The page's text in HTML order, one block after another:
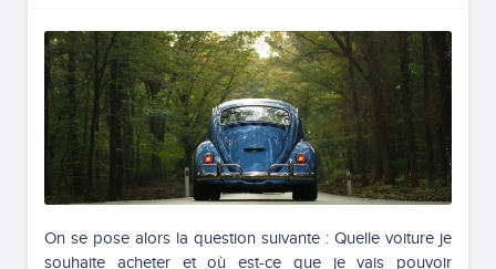
On se pose alors la question suivante : Quelle voiture je
souhaite acheter et où est-ce que je vais pouvoir